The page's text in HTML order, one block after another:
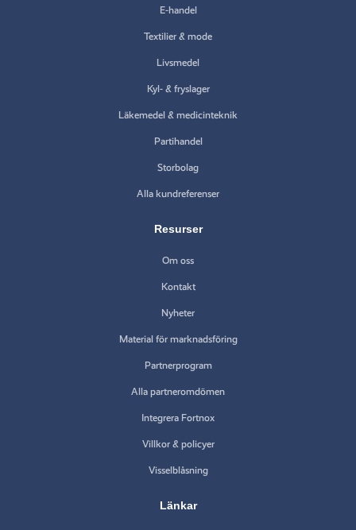
E-handel
Textilier & mode
Livsmedel
Kyl- & fryslager
Läkemedel & medicinteknik
Partihandel
Storbolag
Alla kundreferenser
Resurser
Om oss
Kontakt
Nyheter
Material för marknadsföring
Partnerprogram
Alla partneromdömen
Integrera Fortnox
Villkor & policyer
Visselblåsning
Länkar